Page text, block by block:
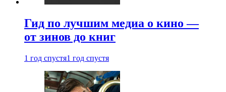
Гид по лучшим медиа о кино —
от зинов до книг
1 год спустя1 год спустя